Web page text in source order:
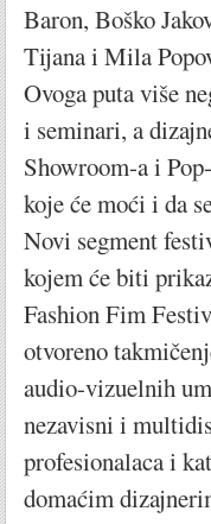
Baron, Boško
Tijana i Mila
Ovoga puta više
i seminari, a
Showroom-a i
koje će moći i da
Novi segment
kojem će biti
Fashion Fim
otvoreno
audio-vizuelnih
nezavisni i
profesionalaca i
domaćim